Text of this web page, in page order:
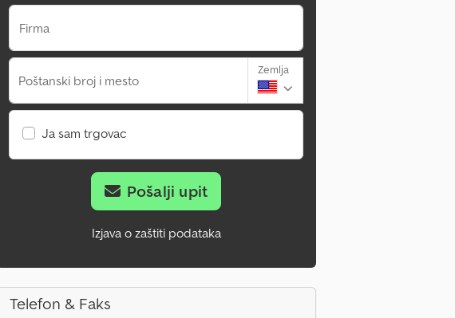
Firma
Poštanski broj i mesto
Zemlja
Ja sam trgovac
Pošalji upit
Izjava o zaštiti podataka
Telefon & Faks